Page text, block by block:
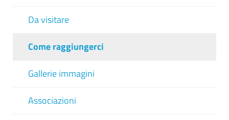
Da visitare
Come raggiungerci
Gallerie immagini
Associazioni